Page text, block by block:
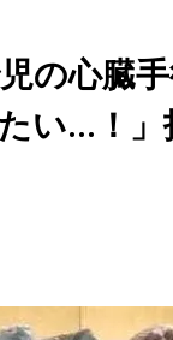
の心臓
い…！